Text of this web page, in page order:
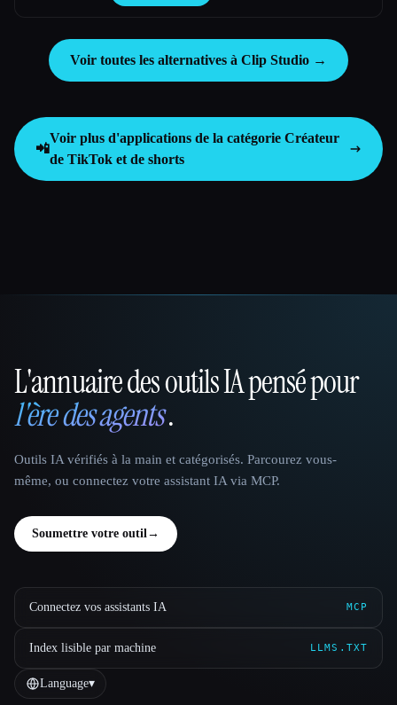
Voir toutes les alternatives à Clip Studio →
📲
Voir plus d'applications de la catégorie Créateur
de TikTok et de shorts
That AI Collection
L'annuaire des outils IA pensé pour
l'ère des agents.
Outils IA vérifiés à la main et catégorisés. Parcourez vous-
même, ou connectez votre assistant IA via MCP.
Soumettre votre outil→
Connectez vos assistants IA MCP
Index lisible par machine LLMS.TXT
Language▾